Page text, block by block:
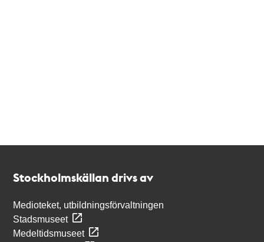
Stockholmskällan drivs av
Medioteket, utbildningsförvaltningen
Stadsmuseet
Medeltidsmuseet